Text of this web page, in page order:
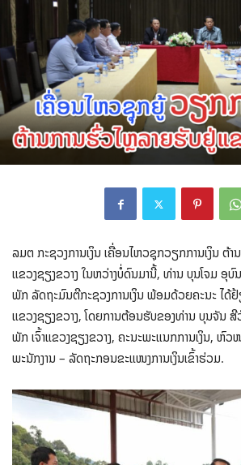
ລມ​ຕ ກະຊວງການເງິນ ເຄື່ອນໄຫວຊຸກວຽກການເງິນ ຕ້
ແຂວງຊຽງຂວາງ ໃນຫວ່າງບໍ່ດົນມານີ້, ທ່ານ ບຸນໂຈມ ອຸບົ
ພັກ ລັດຖະມົນຕີກະຊວງການເງິນ ພ້ອມດ້ວຍຄະນະ ໄດ້
ແຂວງຊຽງຂວາງ, ໂດຍການຕ້ອນຮັບຂອງທ່ານ ບຸນຈັນ ສີ
ພັກ ເຈົ້າແຂວງຊຽງຂວາງ, ຄະນະພະແນກການເງິນ, ຫົວ
ພະນັກງານ – ລັດຖະກອນຂະແໜງການເງິນເຂົ້າຮ່ວມ.